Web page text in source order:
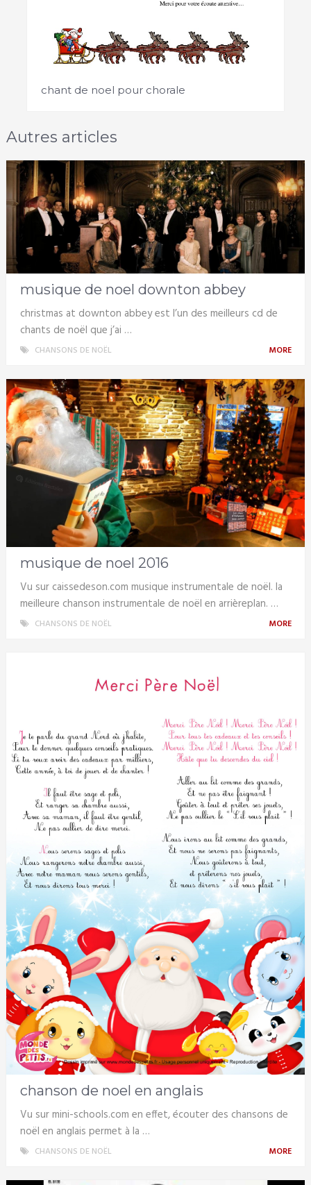
chant de noel pour chorale
Autres articles
musique de noel downton abbey
christmas at downton abbey est l’un des meilleurs cd de
chants de noël que j’ai …
CHANSONS DE NOËL MORE
musique de noel 2016
Vu sur caissedeson.com musique instrumentale de noël. la
meilleure chanson instrumentale de noël en arrièreplan. …
CHANSONS DE NOËL MORE
chanson de noel en anglais
Vu sur mini-schools.com en effet, écouter des chansons de
noël en anglais permet à la …
CHANSONS DE NOËL MORE